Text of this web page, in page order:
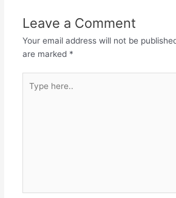
Leave a Comment
Your email address will not be
are marked *
here..